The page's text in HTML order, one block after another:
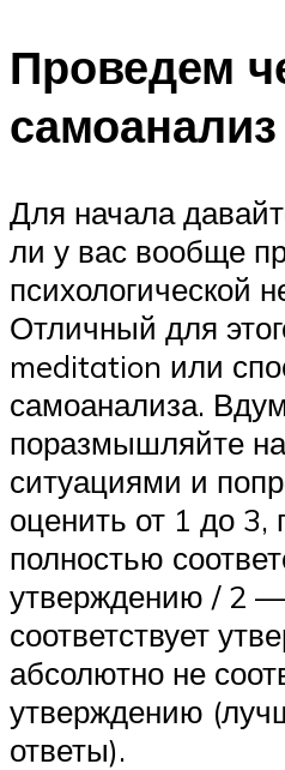
Проведем
самоанализ
Для начала
ли у вас вообще
психологической
Отличный для
meditation или
самоанализа.
поразмышляйте
ситуациями и
оценить от 1 до 3,
полностью
утверждению / 2 —
соответствует
абсолютно не
утверждению
ответы).